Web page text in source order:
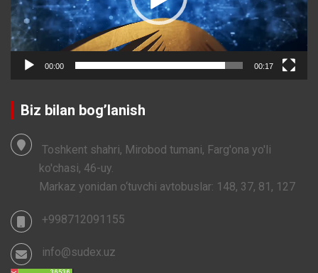
00:00 00:17
Biz bilan bog’lanish
Toshkent shahri, Mirobod tumani, Farg'ona yo'li
ko'chasi, 46-uy.
Markaz yonidan o‘tuvchi avtobuslar: 148, 37, 81, 127
+998712091155
info@sudex.uz